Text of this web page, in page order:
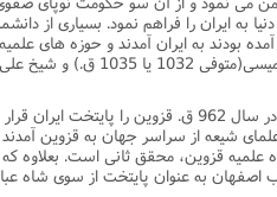
به ایران را فراهم نمود. بسیارى از
بودند به ایران آمدند و حوزه هاى علمیه
شیخ لطف الله
شاه طهماسب در سال 962 ق. قزوین را
شیعه از سراسر جهان به قزوین
علمیه قزوین، محقق ثانى است. بعلاوه
به عنوان پایتخت از سوى شاه عباس در سال 1006 ق.